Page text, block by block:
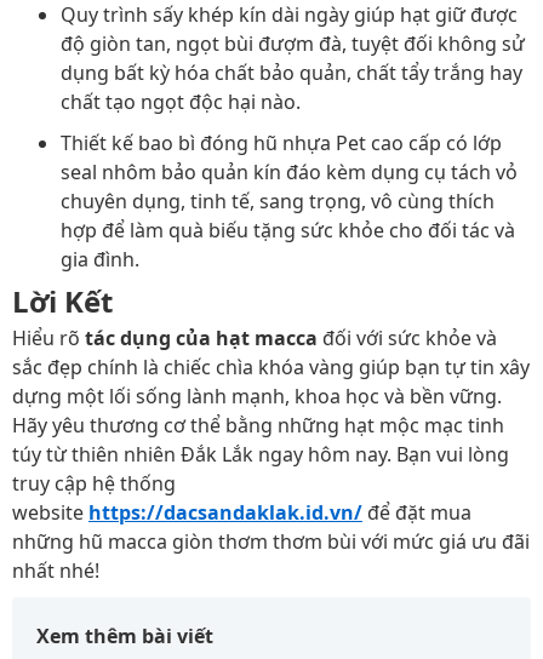
Quy trình sấy khép kín dài ngày giúp hạt giữ được
độ giòn tan, ngọt bùi đượm đà, tuyệt đối không sử
dụng bất kỳ hóa chất bảo quản, chất tẩy trắng hay
chất tạo ngọt độc hại nào.
Thiết kế bao bì đóng hũ nhựa Pet cao cấp có lớp
seal nhôm bảo quản kín đáo kèm dụng cụ tách vỏ
chuyên dụng, tinh tế, sang trọng, vô cùng thích
hợp để làm quà biếu tặng sức khỏe cho đối tác và
gia đình.
Lời Kết
Hiểu rõ tác dụng của hạt macca đối với sức khỏe và
sắc đẹp chính là chiếc chìa khóa vàng giúp bạn tự tin xây
dựng một lối sống lành mạnh, khoa học và bền vững.
Hãy yêu thương cơ thể bằng những hạt mộc mạc tinh
túy từ thiên nhiên Đắk Lắk ngay hôm nay. Bạn vui lòng
truy cập hệ thống
website https://dacsandaklak.id.vn/ để đặt mua
những hũ macca giòn thơm thơm bùi với mức giá ưu đãi
nhất nhé!
Xem thêm bài viết